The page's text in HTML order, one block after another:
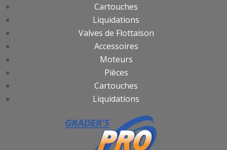
Cartouches
Liquidations
Valves de Flottaison
Accessoires
Moteurs
Pièces
Cartouches
Liquidations